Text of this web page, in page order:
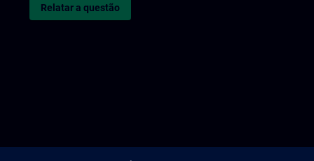
Relatar a questão